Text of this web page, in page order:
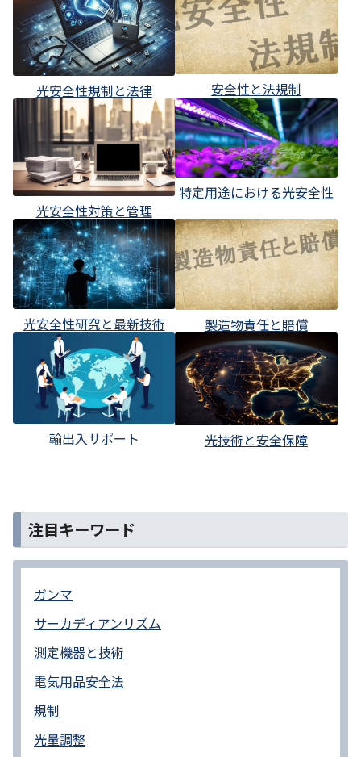
光安全性規制と法律 安全性と法規制
光安全性対策と管理
特定用途における光安全性
光安全性研究と最新技術 製造物責任と賠償
輸出入サポート 光技術と安全保障
注目キーワード
ガンマ
サーカディアンリズム
測定機器と技術
電気用品安全法
規制
光量調整